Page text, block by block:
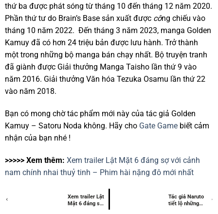
thứ ba được phát sóng từ tháng 10 đến tháng 12 năm 2020.
Phần thứ tư do Brain’s Base sản xuất được công chiếu vào
tháng 10 năm 2022. Đến tháng 3 năm 2023, manga Golden
Kamuy đã có hơn 24 triệu bản được lưu hành. Trở thành
một trong những bộ manga bán chạy nhất. Bộ truyện tranh
đã giành được Giải thưởng Manga Taisho lần thứ 9 vào
năm 2016. Giải thưởng Văn hóa Tezuka Osamu lần thứ 22
vào năm 2018.
Bạn có mong chờ tác phẩm mới này của tác giả Golden
Kamuy – Satoru Noda không. Hãy cho Gate Game biết cảm
nhận của bạn nhé !
>>>>> Xem thêm: Xem trailer Lật Mặt 6 đáng sợ với cảnh
nam chính nhai thuỷ tinh – Phim hài nặng đô mới nhất
Xem trailer Lật
Mặt 6 đáng sợ
Tác giả Naruto
tiết lộ những